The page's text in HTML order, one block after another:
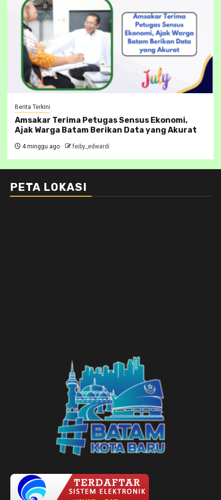
Berita Terkini
Amsakar Terima Petugas Sensus Ekonomi,
Ajak Warga Batam Berikan Data yang Akurat
4 minggu ago feiby_edwardi
PETA LOKASI